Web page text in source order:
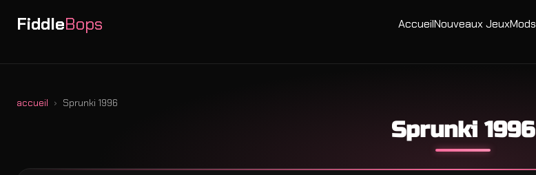
FiddleBops AccueilNouveaux JeuxMods
accueil Sprunki 1996
Sprunki 1996